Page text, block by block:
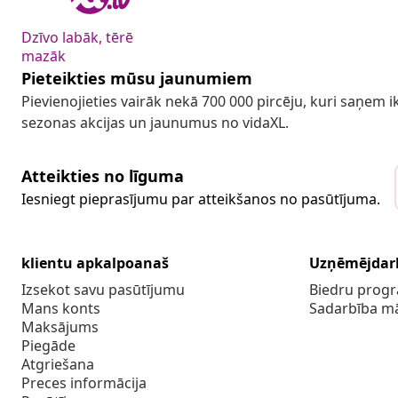
Dzīvo labāk, tērē
mazāk
Pieteikties mūsu jaunumiem
Pievienojieties vairāk nekā 700 000 pircēju, kuri saņem
sezonas akcijas un jaunumus no vidaXL.
Atteikties no līguma
Iesniegt pieprasījumu par atteikšanos no pasūtījuma.
klientu apkalpoanaš
Izsekot savu pasūtījumu
Mans konts
Maksājums
Piegāde
Atgriešana
Preces informācija
Biedru
Sadarbība